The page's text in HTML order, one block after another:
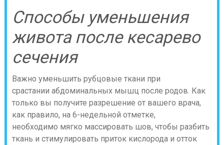
Способы уменьшения
живота после кесарево
сечения
Важно уменьшить рубцовые ткани при
срастании абдоминальных мышц после родов. Как
только вы получите разрешение от вашего врача,
как правило, на 6-недельной отметке,
необходимо мягко массировать шов, чтобы разбить
ткань и стимулировать приток кислорода и отток